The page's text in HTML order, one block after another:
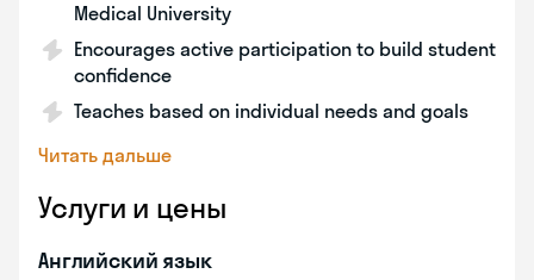
Medical University
Encourages active participation to build student
confidence
Teaches based on individual needs and goals
Читать дальше
Услуги и цены
Английский язык